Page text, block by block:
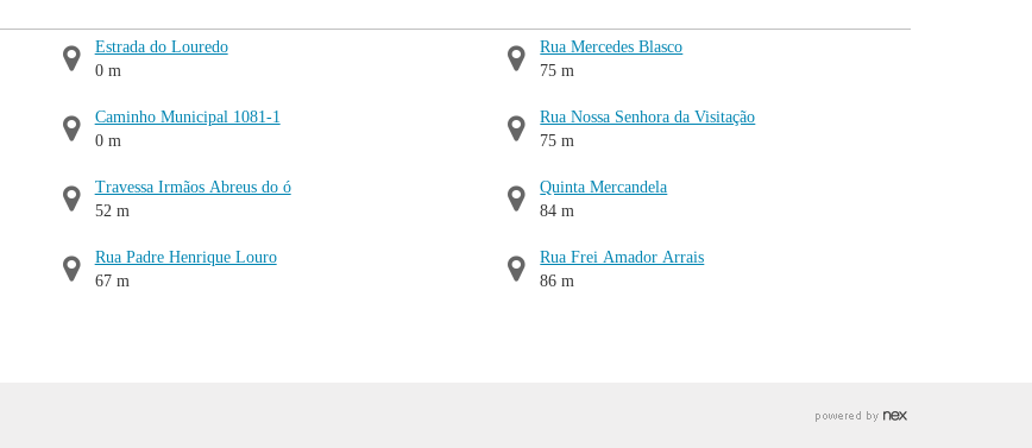
Estrada do Louredo
0 m
Caminho Municipal 1081-1
0 m
Travessa Irmãos Abreus do ó
52 m
Rua Padre Henrique Louro
67 m
Rua Mercedes Blasco
75 m
Rua Nossa Senhora da Visitação
75 m
Quinta Mercandela
84 m
Rua Frei Amador Arrais
86 m